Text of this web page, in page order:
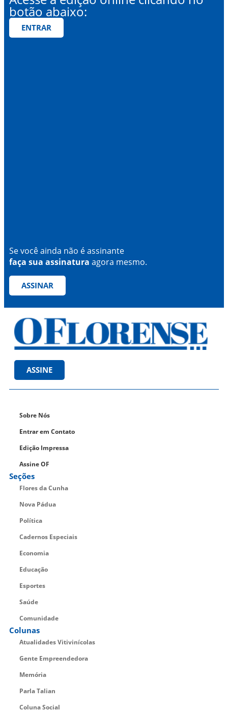
botão abaixo:
ENTRAR
Se você ainda não é assinante
faça sua assinatura agora mesmo.
ASSINAR
ASSINE
Sobre Nós
Entrar em Contato
Edição Impressa
Assine OF
Seções
Flores da Cunha
Nova Pádua
Política
Cadernos Especiais
Economia
Educação
Esportes
Saúde
Comunidade
Colunas
Atualidades Vitivinícolas
Gente Empreendedora
Memória
Parla Talian
Coluna Social